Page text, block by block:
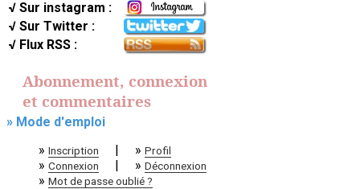
√ Sur instagram :
√ Sur Twitter :
√ Flux RSS :
Abonnement, connexion
et commentaires
» Mode d'emploi
» Inscription | » Profil
» Connexion | » Déconnexion
» Mot de passe oublié ?